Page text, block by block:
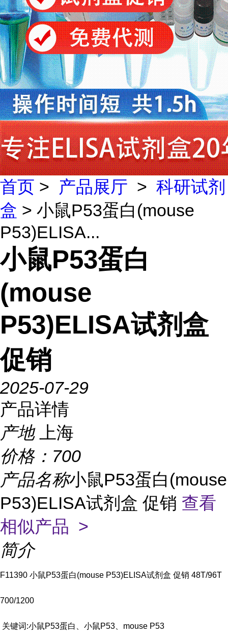
首页 > 产品展厅 > 科研试剂
盒 > 小鼠P53蛋白(mouse
P53)ELISA...
小鼠P53蛋白
(mouse
P53)ELISA试剂盒
促销
2025-07-29
产品详情
产地
上海
价格： 700
产品名称小鼠P53蛋白(mouse
P53)ELISA试剂盒 促销 查看
相似产品 >
简介
F11390 小鼠P53蛋白(mouse P53)ELISA试剂盒 促销 48T/96T
700/1200
关键词:小鼠P53蛋白、小鼠P53、mouse P53